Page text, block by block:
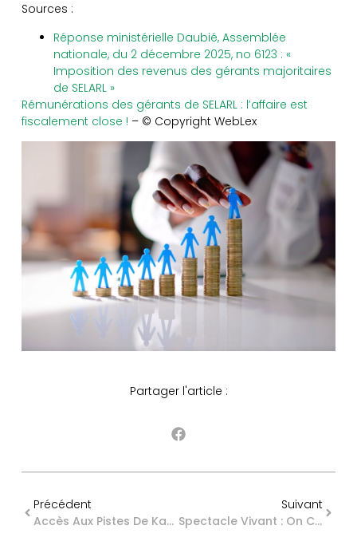
Sources :
Réponse ministérielle Daubié, Assemblée
nationale, du 2 décembre 2025, no 6123 : «
Imposition des revenus des gérants majoritaires
de SELARL »
Rémunérations des gérants de SELARL : l’affaire est
fiscalement close ! – © Copyright WebLex
Partager l'article :
Précédent
Accès Aux Pistes De Karting : TVA À Taux Réduit ?
Suivant
Spectacle Vivant : On Connaît L’organisation Syndicale Représentative